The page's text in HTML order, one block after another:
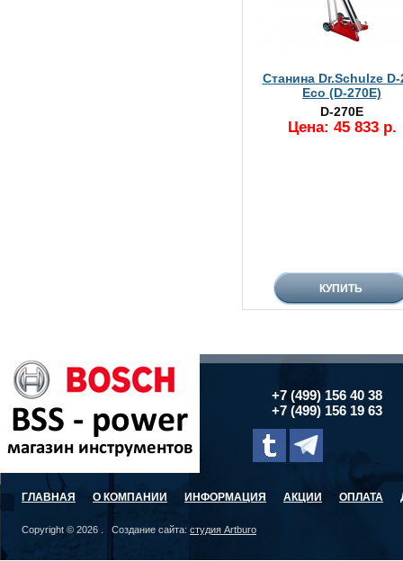
Станина Dr.Schulze D-
Eco (D-270E)
D-270E
Цена: 45 833 р.
+7 (499) 156 40 38
+7 (499) 156 19 63
ГЛАВНАЯ О КОМПАНИИ ИНФОРМАЦИЯ АКЦИИ ОПЛАТА
Copyright © 2026 . Создание сайта: студия Artburo